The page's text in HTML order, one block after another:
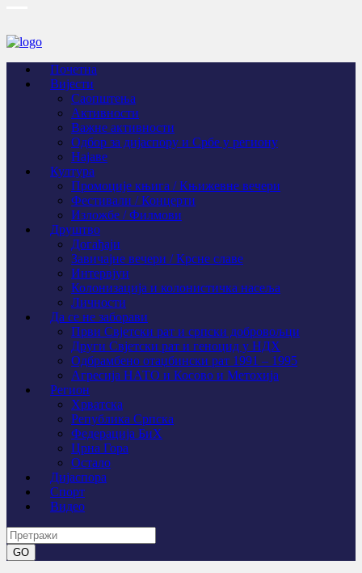
Почетна
Вијести
Саопштења
Активности
Важне активности
Одбор за дијаспору и Србе у региону
Најаве
Култура
Промоције књига / Књижевне вечери
Фестивали / Концерти
Изложбе / Филмови
Друштво
Догађаји
Завичајне вечери / Крсне славе
Интервјуи
Колонизација и колонистичка насеља
Личности
Да се не заборави
Први Свјeтски рат и српски добровољци
Други Свјетски рат и геноцид у НДХ
Одбрамбено отаџбински рат 1991 – 1995
Агресија НАТО и Косово и Метохија
Регион
Хрватска
Република Српска
Федерација БиХ
Црна Гора
Остало
Дијаспора
Спорт
Видео